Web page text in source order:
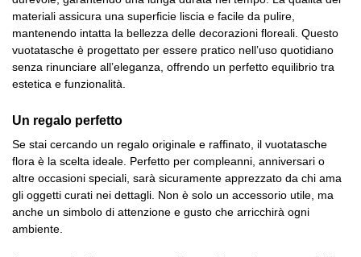
materiali assicura una superficie liscia e facile da pulire,
mantenendo intatta la bellezza delle decorazioni floreali. Questo
vuotatasche è progettato per essere pratico nell’uso quotidiano
senza rinunciare all’eleganza, offrendo un perfetto equilibrio tra
estetica e funzionalità.
Un regalo perfetto
Se stai cercando un regalo originale e raffinato, il vuotatasche
flora è la scelta ideale. Perfetto per compleanni, anniversari o
altre occasioni speciali, sarà sicuramente apprezzato da chi ama
gli oggetti curati nei dettagli. Non è solo un accessorio utile, ma
anche un simbolo di attenzione e gusto che arricchirà ogni
ambiente.